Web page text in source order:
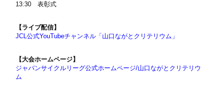
13:30 表彰式
【ライブ配信】
JCL公式YouTubeチャンネル「山口ながとクリテリウム」
【大会ホームページ】
ジャパンサイクルリーグ公式ホームページ/山口ながとクリテリウ
ム